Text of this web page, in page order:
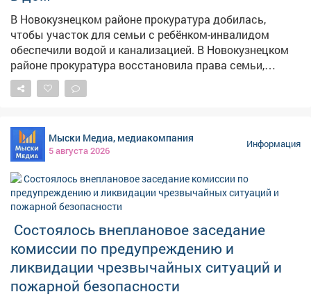
В Новокузнецком районе прокуратура добилась,
чтобы участок для семьи с ребёнком-инвалидом
обеспечили водой и канализацией. В Новокузнецком
районе прокуратура восстановила права семьи,
воспитывающей ребёнка с ограниченными
возможностями здоровья. Как сообщает прокуратура
земельный участок под строительство дома, однако
пользоваться им было невозможно – на нём
отсутствовали водоснабжение и водоотведение, без
которых эксплуатация жилья попросту невозможна.
Женщина обратилась в надзорное ведомство. После
проверки прокуратура потребовала устранить
необходимые инженерные коммуникации. Теперь
семья сможет построить дом и жить в нормальных
условиях.
Мыски Медиа, медиакомпания
5 августа 2026
Информация
Состоялось внеплановое заседание
комиссии по предупреждению и
ликвидации чрезвычайных ситуаций и
пожарной безопасности